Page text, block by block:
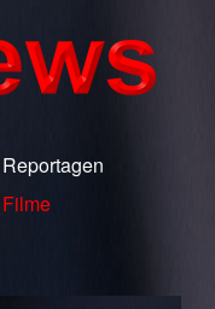
Reportagen
Filme